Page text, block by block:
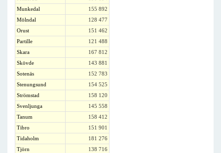
Munkedal
155 892
Mölndal
128 477
Orust
151 462
Partille
121 488
Skara
167 812
Skövde
143 881
Sotenäs
152 783
Stenungsund
154 525
Strömstad
158 120
Svenljunga
145 558
Tanum
158 412
Tibro
151 901
Tidaholm
181 276
Tjörn
138 716